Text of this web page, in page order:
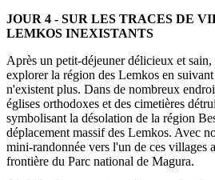
JOUR 4 - SUR LES TRACES DE
LEMKOS INEXISTANTS
Après un petit-déjeuner délicieux et sain,
explorer la région des Lemkos en
n'existent plus. Dans de nombreux
églises orthodoxes et des cimetières
symbolisant la désolation de la région
déplacement massif des Lemkos. Avec
mini-randonnée vers l'un de ces villages
frontière du Parc national de Magura.